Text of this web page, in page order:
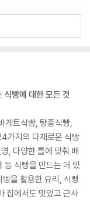
식빵에 대한 모든 것
게트식빵, 탕종식빵,
가지의 다채로운 식빵
, 다양한 틀에 맞춰 배
등 식빵을 만드는 데 있
을 활용한 요리, 식빵
집에서도 맛있고 근사